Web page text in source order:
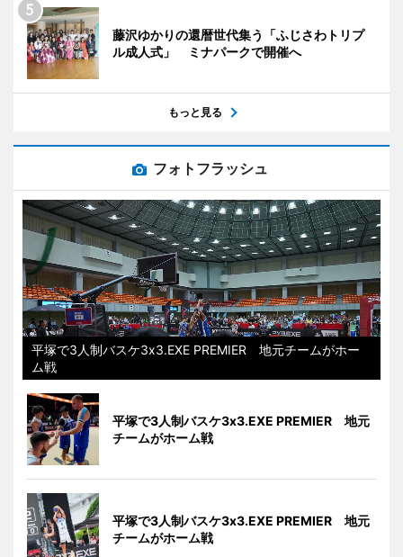
藤沢ゆかりの還暦世代集う「ふじさわトリプ
ル成人式」 ミナパークで開催へ
もっと見る
フォトフラッシュ
平塚で3人制バスケ3x3.EXE PREMIER 地元チームがホー
ム戦
平塚で3人制バスケ3x3.EXE PREMIER 地元
チームがホーム戦
平塚で3人制バスケ3x3.EXE PREMIER 地元
チームがホーム戦